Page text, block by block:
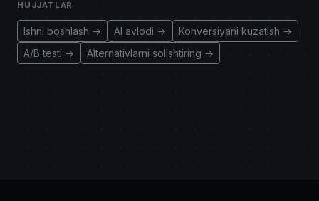
HUJJATLAR
Ishni boshlash → AI avlodi →
Konversiyani kuzatish →
A/B testi →
Alternativlarni solishtiring →